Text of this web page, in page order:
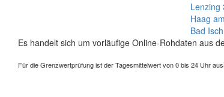
Lenzing
Haag
Bad Ischl
Es handelt sich um vorläufige Online-Rohdaten aus
Für die Grenzwertprüfung ist der Tagesmittelwert von 0 bis 24 Uhr